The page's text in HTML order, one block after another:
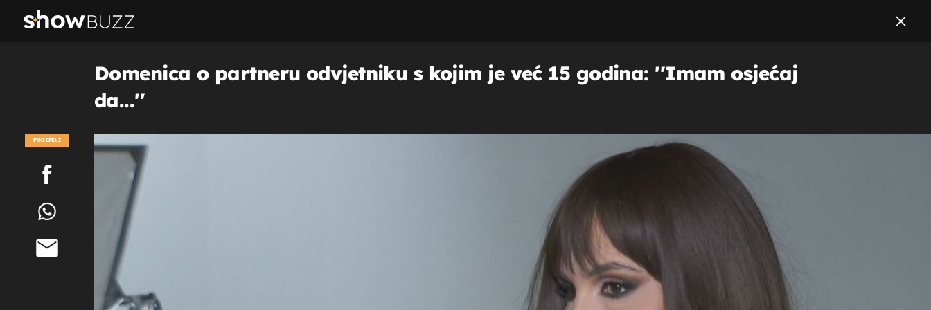
Domenica o partneru odvjetniku s kojim je već 15 godina: ''Imam osjećaj
da...''
PODIJELI
POGLEDAJ